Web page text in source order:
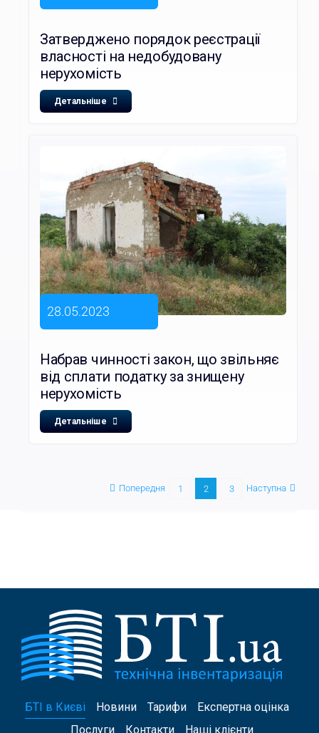
Затверджено порядок реєстрації
власності на недобудовану
нерухомість
Детальніше
28.05.2023
Набрав чинності закон, що звільняє
від сплати податку за знищену
нерухомість
Детальніше
Попередня 1 2 3 Наступна
БТІ в Києві Новини Тарифи
Експертна оцінка
Послуги
Контакти Наші клієнти